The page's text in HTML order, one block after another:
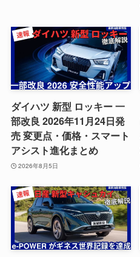
ダイハツ 新型 ロッキー 一
部改良 2026年11月24日発
売 変更点・価格・スマート
アシスト進化まとめ
2026年8月5日